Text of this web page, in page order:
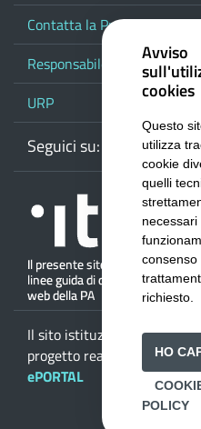
Contatta la Provincia
Responsabile del
URP
Seguici su: Webmail
Il sito istituzionale della
progetto realizzato da
ePORTAL
Avviso
cookies
Questo
utilizza
cookie
quelli
necessari
consenso
richiesto.
HO
POLICY